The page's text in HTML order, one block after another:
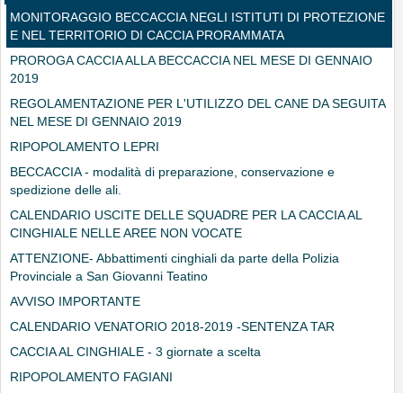
MONITORAGGIO BECCACCIA NEGLI ISTITUTI DI PROTEZIONE
E NEL TERRITORIO DI CACCIA PRORAMMATA
PROROGA CACCIA ALLA BECCACCIA NEL MESE DI GENNAIO
2019
REGOLAMENTAZIONE PER L'UTILIZZO DEL CANE DA SEGUITA
NEL MESE DI GENNAIO 2019
RIPOPOLAMENTO LEPRI
BECCACCIA - modalità di preparazione, conservazione e
spedizione delle ali.
CALENDARIO USCITE DELLE SQUADRE PER LA CACCIA AL
CINGHIALE NELLE AREE NON VOCATE
ATTENZIONE- Abbattimenti cinghiali da parte della Polizia
Provinciale a San Giovanni Teatino
AVVISO IMPORTANTE
CALENDARIO VENATORIO 2018-2019 -SENTENZA TAR
CACCIA AL CINGHIALE - 3 giornate a scelta
RIPOPOLAMENTO FAGIANI